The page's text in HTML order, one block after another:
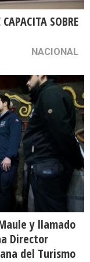
SOBRE
NACIONAL
y llamado
Director
del Turismo